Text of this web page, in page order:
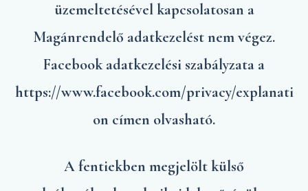
üzemeltetésével kapcsolatosan a
Magánrendelő adatkezelést nem végez.
Facebook adatkezelési szabályzata a
https://www.facebook.com/privacy/explanati
on címen olvasható.
A fentiekben megjelölt külső